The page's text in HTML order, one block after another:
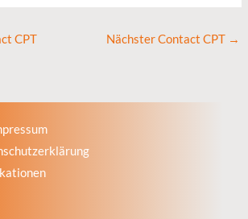
CPT Nächster Contact CPT →